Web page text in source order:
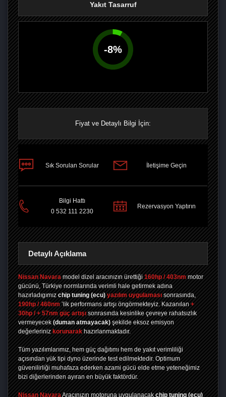
Yakıt Tasarruf
-8%
Fiyat ve Detaylı Bilgi İçin:
Sık Sorulan Sorular İletişime Geçin
Bilgi Hattı
0 532 111 2230
Rezervasyon Yaptırın
Detaylı Açıklama
Nissan Navara model dizel aracınızın ürettiği 160hp / 403nm motor
gücünü, Türkiye normlarında verimli hale getirmek adına
hazırladıgımız chip tuning (ecu) yazılım uygulaması sonrasında,
190hp / 460nm ’lik performans artışı öngörmekteyiz. Kazanılan +
30hp / + 57nm güç artışı sonrasında kesinlike çevreye rahatsızlık
vermeyecek (duman atmayacak) şekilde eksoz emisyon
değerleriniz korunarak hazırlanmaktadır.
Tüm yazılımlarımız, hem güç dağıtımı hem de yakıt verimliliği
açısından yük tipi dyno üzerinde test edilmektedir. Optimum
güvenilirliği muhafaza ederken azami gücü elde etme yeteneğimiz
bizi diğerlerinden ayıran en büyük faktördür.
Nissan NavaraAracınızın motoruna uygulanacak chip tuning (ecu)